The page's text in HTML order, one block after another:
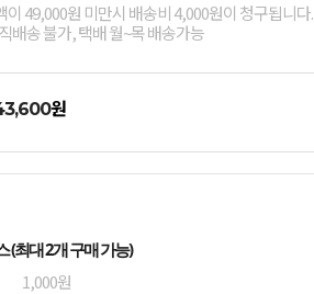
이 49,000원 미만시 배송비 4,000원이 청구됩니다.
배송 불가, 택배 월~목 배송가능
원
(최대 2개 구매 가능)
1,000원